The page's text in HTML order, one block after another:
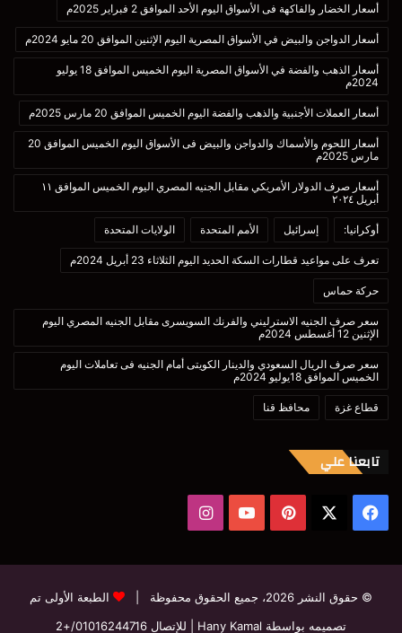
أسعار الخضار والفاكهة فى الأسواق اليوم الأحد الموافق 2 فبراير 2025م
أسعار الدواجن والبيض في الأسواق المصرية اليوم الإثنين الموافق 20 مايو 2024م
أسعار الذهب والفضة في الأسواق المصرية اليوم الخميس الموافق 18 يوليو
2024م
أسعار العملات الأجنبية والذهب والفضة اليوم الخميس الموافق 20 مارس 2025م
أسعار اللحوم والأسماك والدواجن والبيض فى الأسواق اليوم الخميس الموافق 20
مارس 2025م
أسعار صرف الدولار الأمريكي مقابل الجنيه المصري اليوم الخميس الموافق ١١
أبريل ٢٠٢٤
أوكرانيا: إسرائيل الأمم المتحدة الولايات المتحدة
تعرف على مواعيد قطارات السكة الحديد اليوم الثلاثاء 23 أبريل 2024م
حركة حماس
سعر صرف الجنيه الاسترليني والفرنك السويسرى مقابل الجنيه المصري اليوم
الإثنين 12 أغسطس 2024م
سعر صرف الريال السعودي والدينار الكويتى أمام الجنيه فى تعاملات اليوم
الخميس الموافق 18يوليو 2024م
قطاع غزة محافظ قنا
تابعنا علي
فيسبوك بينتيريست‫YouTube
© حقوق النشر 2026، جميع الحقوق محفوظة |
الطبعة الأولى تم
تصميمه بواسطة Hany Kamal
| للإتصال 01016244716/+2